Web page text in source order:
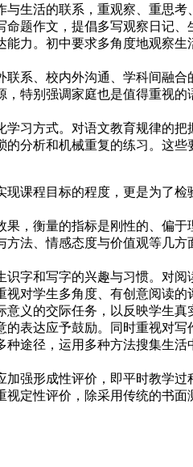
活的联系，重观察、重思考
题作文，提倡多写观察日记
力。初中要求多角度地观察
、校内外沟通、学科间融合
特别强调家庭也是值得重视
方式。对语文教育规律的把
分析和机械重复的练习。这些
程目标的程度，更是为了检
衡量的指标是刚性的、偏于
法、情感态度与价值观等几
和写字的兴趣与习惯。对阅
对学生多角度、有创意阅读
义的交际任务，以反映学生
表达应予鼓励。同时重视对
途径，运用多种方法搜集生
形成性评价，即平时教学过
定性评价，除采用传统的书